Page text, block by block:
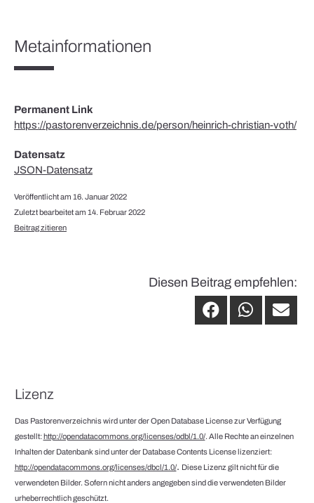
Metainformationen
Permanent Link
https://pastorenverzeichnis.de/person/heinrich-christian-voth/
Datensatz
JSON-Datensatz
Veröffentlicht am 16. Januar 2022
Zuletzt bearbeitet am 14. Februar 2022
Beitrag zitieren
Diesen Beitrag empfehlen:
Lizenz
Das Pastorenverzeichnis wird unter der Open Database License zur Verfügung
gestellt:http://opendatacommons.org/licenses/odbl/1.0/. Alle Rechte an einzelnen
Inhalten der Datenbank sind unter der Database Contents License lizenziert:
http://opendatacommons.org/licenses/dbcl/1.0/. Diese Lizenz gilt nicht für die
verwendeten Bilder. Sofern nicht anders angegeben sind die verwendeten Bilder
urheberrechtlich geschützt.